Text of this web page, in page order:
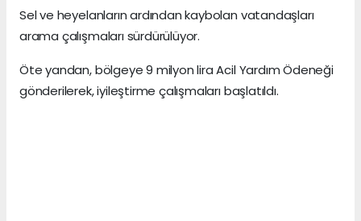
Sel ve heyelanların ardından kaybolan vatandaşları
arama çalışmaları sürdürülüyor.
Öte yandan, bölgeye 9 milyon lira Acil Yardım Ödeneği
gönderilerek, iyileştirme çalışmaları başlatıldı.